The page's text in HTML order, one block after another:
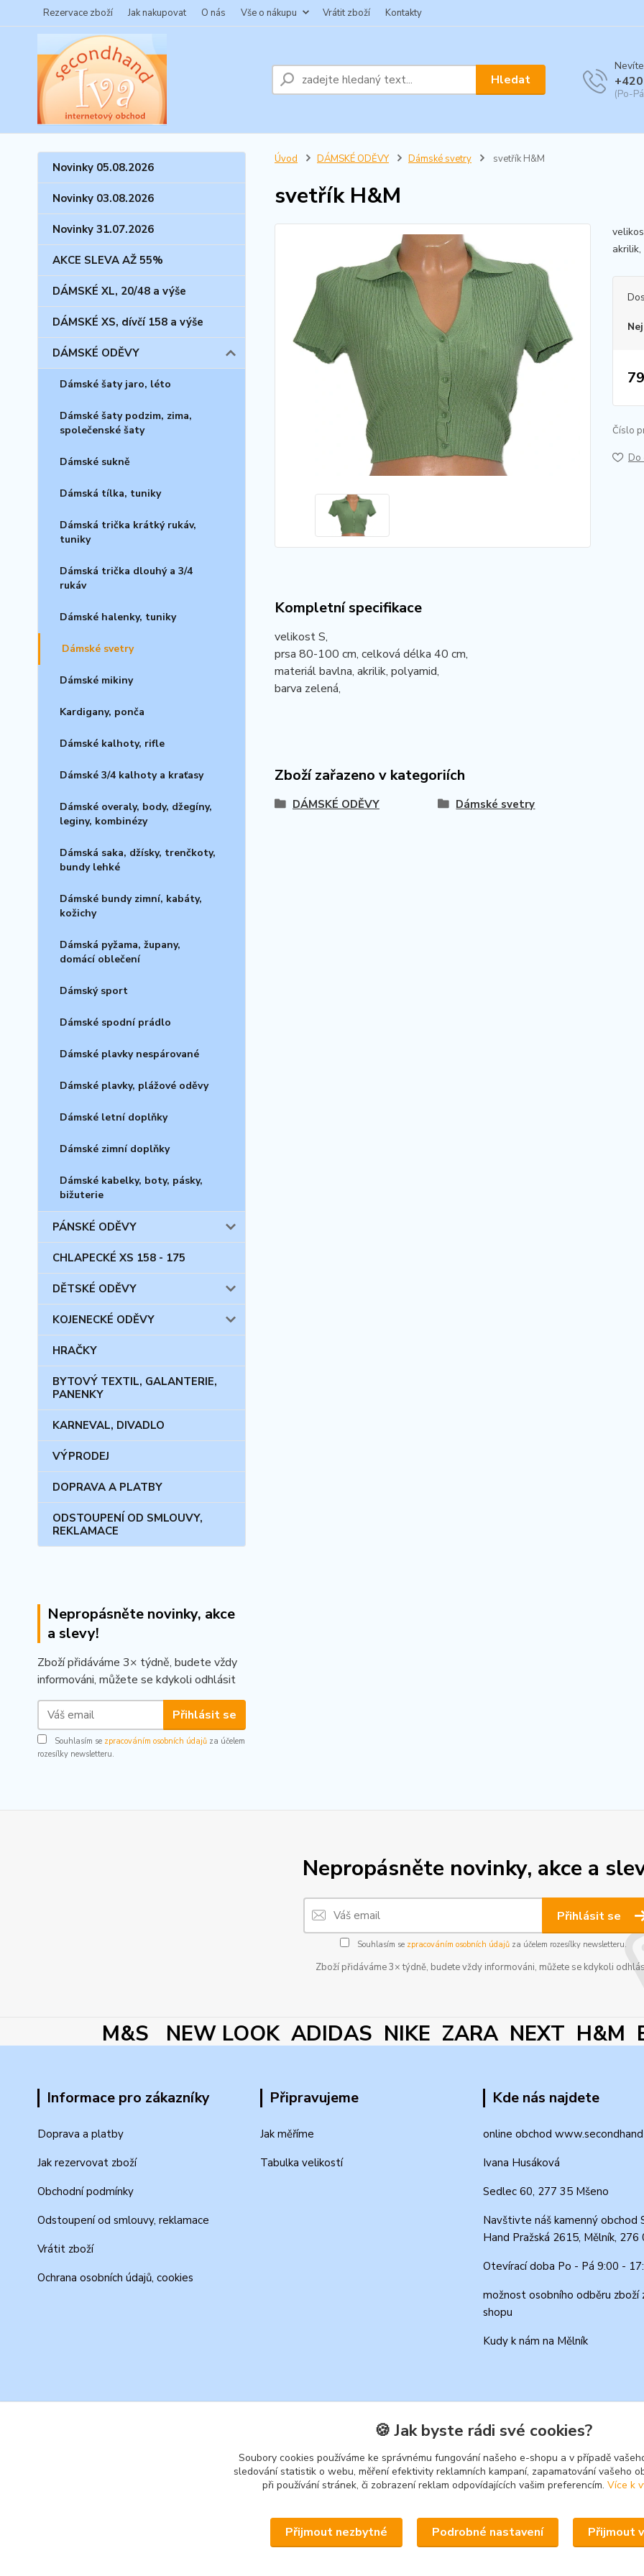
Rezervace zboží Jak nakupovat O nás Vše o nákupu Vrátit zboží Kontakty
Hledat
(Po-
Novinky 05.08.2026
Novinky 03.08.2026
Novinky 31.07.2026
AKCE SLEVA AŽ 55%
DÁMSKÉ XL, 20/48 a výše
DÁMSKÉ XS, dívčí 158 a výše
DÁMSKÉ ODĚVY
Dámské šaty jaro, léto
Dámské šaty podzim, zima,
společenské šaty
Dámské sukně
Dámská tílka, tuniky
Dámská trička krátký rukáv,
tuniky
Dámská trička dlouhý a 3/4
rukáv
Dámské halenky, tuniky
Dámské svetry
Dámské mikiny
Kardigany, ponča
Dámské kalhoty, rifle
Dámské 3/4 kalhoty a kraťasy
Dámské overaly, body, džegíny,
leginy, kombinézy
Dámská saka, džísky, trenčkoty,
bundy lehké
Dámské bundy zimní, kabáty,
kožichy
Dámská pyžama, župany,
domácí oblečení
Dámský sport
Dámské spodní prádlo
Dámské plavky nespárované
Dámské plavky, plážové oděvy
Dámské letní doplňky
Dámské zimní doplňky
Dámské kabelky, boty, pásky,
bižuterie
PÁNSKÉ ODĚVY
CHLAPECKÉ XS 158 - 175
DĚTSKÉ ODĚVY
KOJENECKÉ ODĚVY
HRAČKY
BYTOVÝ TEXTIL, GALANTERIE,
PANENKY
KARNEVAL, DIVADLO
VÝPRODEJ
DOPRAVA A PLATBY
ODSTOUPENÍ OD SMLOUVY,
REKLAMACE
Nepropásněte novinky, akce
a slevy!
Zboží přidáváme 3× týdně, budete vždy
informováni, můžete se kdykoli odhlásit
Přihlásit se
Souhlasím se zpracováním osobních údajů za účelem
rozesílky newsletteru.
Úvod DÁMSKÉ ODĚVY Dámské svetry svetřík H&M
svetřík H&M
Číslo
Do
Kompletní specifikace
velikost S,
prsa 80-100 cm, celková délka 40 cm,
materiál bavlna, akrilik, polyamid,
barva zelená,
Zboží zařazeno v kategoriích
DÁMSKÉ ODĚVY Dámské svetry
Nepropásněte novinky, akce a
Přihlásit se
Souhlasím se zpracováním osobních údajůza účelem rozesílky newsletteru.
Zboží přidáváme 3× týdně, budete vždy informováni, můžete se kdykoli
M&S NEW LOOK ADIDAS NIKE ZARA NEXT H&M
Informace pro zákazníky
Doprava a platby
Jak rezervovat zboží
Obchodní podmínky
Odstoupení od smlouvy, reklamace
Vrátit zboží
Ochrana osobních údajů, cookies
Připravujeme
Jak měříme
Tabulka velikostí
Kde nás najdete
online obchod
Ivana Husáková
Sedlec 60, 277 35 Mšeno
Navštivte náš kamenný obchod
Hand Pražská 2615, Mělník, 276
Otevírací doba Po - Pá 9:00 -
možnost osobního odběru zboží
shopu
Kudy k nám na Mělník
🍪 Jak byste rádi své cookies?
Soubory cookies používáme ke správnému fungování našeho e-shopu a v případě
sledování statistik o webu, měření efektivity reklamních kampaní, zapamatování vašeho
při používání stránek, či zobrazení reklam odpovídajících vašim preferencím. Více k
Přijmout nezbytné Podrobné nastavení Přijmout